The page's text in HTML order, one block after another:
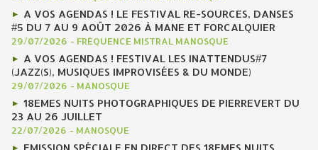
A VOS AGENDAS ! LE FESTIVAL RE-SOURCES, DANSES
#5 DU 7 AU 9 AOÛT 2026 À MANE ET FORCALQUIER
29/07/2026 - FRÉQUENCE MISTRAL MANOSQUE
A VOS AGENDAS ! FESTIVAL LES INATTENDUS#7
(JAZZ(S), MUSIQUES IMPROVISÉES & DU MONDE)
29/07/2026 - MANOSQUE
18EMES NUITS PHOTOGRAPHIQUES DE PIERREVERT DU
23 AU 26 JUILLET
22/07/2026 - MANOSQUE